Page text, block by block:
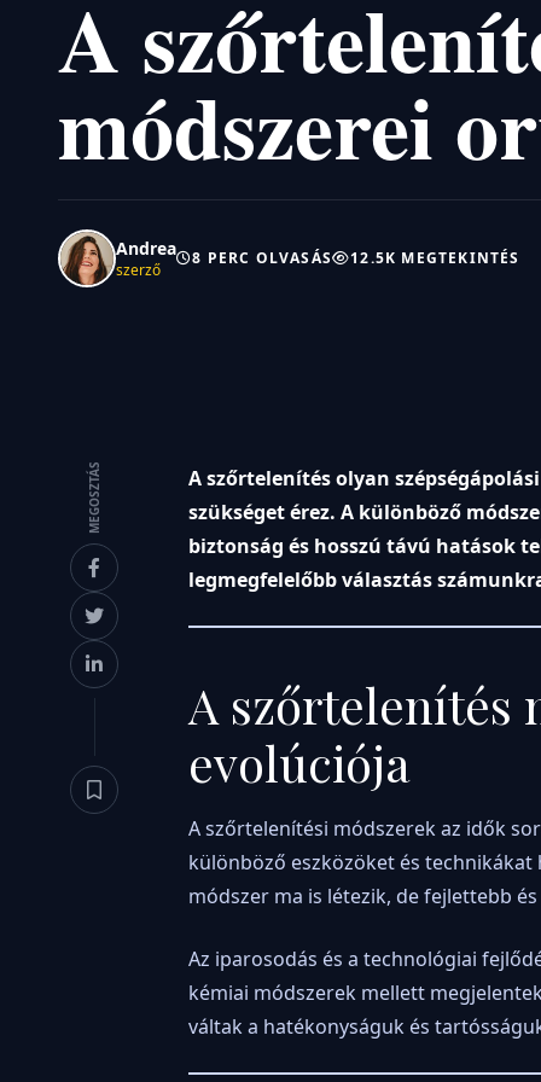
A
módszerei
Andrea
szerző
8 PERC OLVASÁS 12.5K MEGTEKINTÉS
MEGOSZTÁS
A szőrtelenítés olyan
szükséget érez. A különböző
biztonság és hosszú távú hatások
legmegfelelőbb választás
A szőrtelenítés
evolúciója
A szőrtelenítési módszerek az idők
különböző eszközöket és technikákat
módszer ma is létezik, de fejlettebb
Az iparosodás és a technológiai
kémiai módszerek mellett
váltak a hatékonyságuk és